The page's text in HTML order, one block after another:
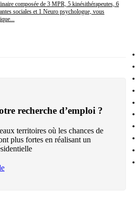
composée de 3 MPR, 5 kinésithérapeutes, 6
sociales et 1 Neuro psychologue, vous
recherche d’emploi ?
territoires où les chances de
plus fortes en réalisant un